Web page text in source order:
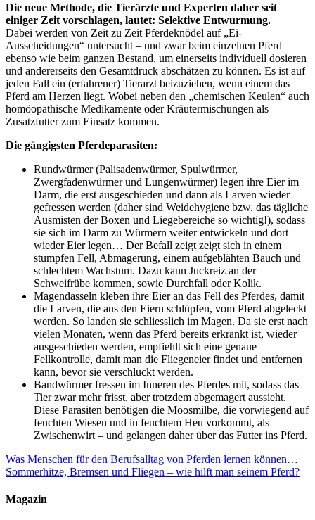
Die neue Methode, die Tierärzte und Experten daher seit
einiger Zeit vorschlagen, lautet: Selektive Entwurmung.
Dabei werden von Zeit zu Zeit Pferdeknödel auf „Ei-
Ausscheidungen“ untersucht – und zwar beim einzelnen Pferd
ebenso wie beim ganzen Bestand, um einerseits individuell dosieren
und andererseits den Gesamtdruck abschätzen zu können. Es ist auf
jeden Fall ein (erfahrener) Tierarzt beizuziehen, wenn einem das
Pferd am Herzen liegt. Wobei neben den „chemischen Keulen“ auch
homöopathische Medikamente oder Kräutermischungen als
Zusatzfutter zum Einsatz kommen.
Die gängigsten Pferdeparasiten:
Rundwürmer (Palisadenwürmer, Spulwürmer,
Zwergfadenwürmer und Lungenwürmer) legen ihre Eier im
Darm, die erst ausgeschieden und dann als Larven wieder
gefressen werden (daher sind Weidehygiene bzw. das tägliche
Ausmisten der Boxen und Liegebereiche so wichtig!), sodass
sie sich im Darm zu Würmern weiter entwickeln und dort
wieder Eier legen… Der Befall zeigt zeigt sich in einem
stumpfen Fell, Abmagerung, einem aufgeblähten Bauch und
schlechtem Wachstum. Dazu kann Juckreiz an der
Schweifrübe kommen, sowie Durchfall oder Kolik.
Magendasseln kleben ihre Eier an das Fell des Pferdes, damit
die Larven, die aus den Eiern schlüpfen, vom Pferd abgeleckt
werden. So landen sie schliesslich im Magen. Da sie erst nach
vielen Monaten, wenn das Pferd bereits erkrankt ist, wieder
ausgeschieden werden, empfiehlt sich eine genaue
Fellkontrolle, damit man die Fliegeneier findet und entfernen
kann, bevor sie verschluckt werden.
Bandwürmer fressen im Inneren des Pferdes mit, sodass das
Tier zwar mehr frisst, aber trotzdem abgemagert aussieht.
Diese Parasiten benötigen die Moosmilbe, die vorwiegend auf
feuchten Wiesen und in feuchtem Heu vorkommt, als
Zwischenwirt – und gelangen daher über das Futter ins Pferd.
Was Menschen für den Berufsalltag von Pferden lernen können…
Sommerhitze, Bremsen und Fliegen – wie hilft man seinem Pferd?
Magazin